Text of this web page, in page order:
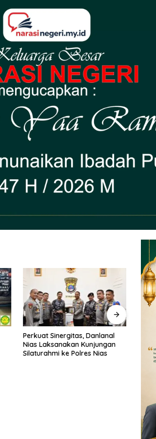
Perkuat Sinergitas, Danlanal
Nias Laksanakan Kunjungan
Silaturahmi ke Polres Nias